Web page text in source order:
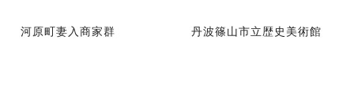
河原町妻入商家群 丹波篠山市立歴史美術館